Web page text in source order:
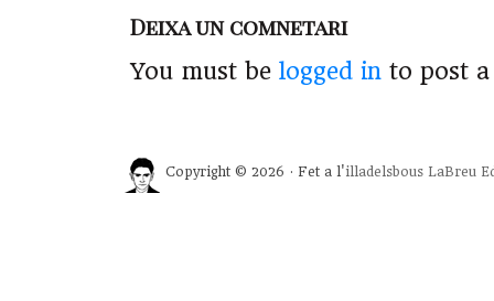
Deixa un comnetari
You must be logged in to post
Copyright © 2026 · Fet a l'illadelsbous LaBreu